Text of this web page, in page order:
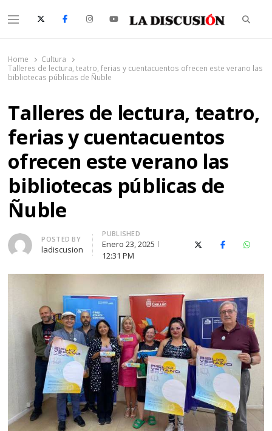
Menu
Home
Cultura
Talleres de lectura, teatro, ferias y cuentacuentos ofrecen este verano las
bibliotecas públicas de Ñuble
Talleres de lectura, teatro,
ferias y cuentacuentos
ofrecen este verano las
bibliotecas públicas de
Ñuble
Author
POSTED BY
ladiscusion
PUBLISHED
Enero 23, 2025
12:31 PM
X (Twitter)Facebook